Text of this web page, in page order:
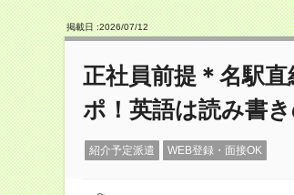
掲載日 :2026/07/12
正社員前提＊名駅
ポ！英語は読み書
紹介予定派遣 WEB登録・面接OK